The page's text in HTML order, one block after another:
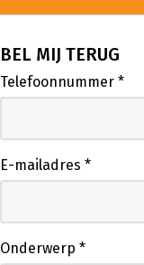
BEL MIJ TERUG
Telefoonnummer*
E-mailadres*
Onderwerp*